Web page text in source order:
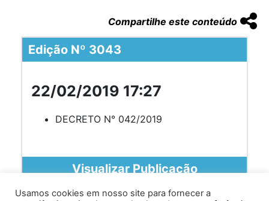
Compartilhe este conteúdo
Edição Nº 3043
22/02/2019 17:27
DECRETO N° 042/2019
Visualizar Publicação
Usamos cookies em nosso site para fornecer a